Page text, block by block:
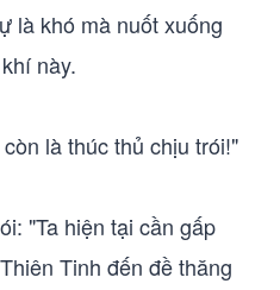
là khó mà nuốt xuống
này.
là thúc thủ chịu trói!"
"Ta hiện tại cần gấp
Tinh đến đề thăng